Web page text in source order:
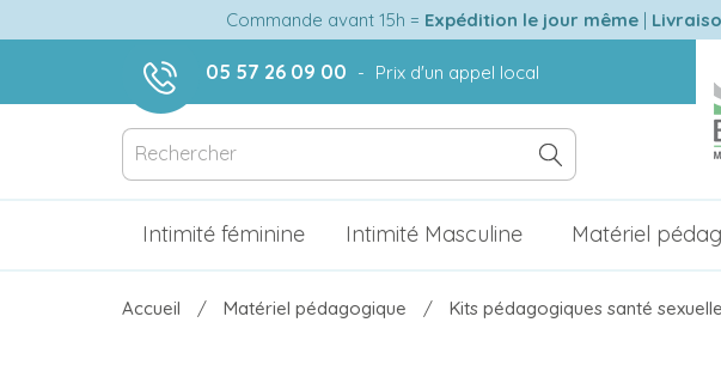
Commande avant 15h = Expédition le jour même|
05 57 26 09 00 - Prix d'un appel local
Intimité féminine Intimité Masculine Matériel
Accueil Matériel pédagogique Kits pédagogiques santé sexuelle